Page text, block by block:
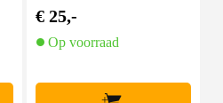
€ 25,-
Op voorraad
+